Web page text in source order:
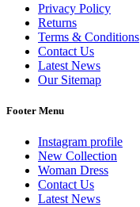
Privacy Policy
Returns
Terms & Conditions
Contact Us
Latest News
Our Sitemap
Footer Menu
Instagram profile
New Collection
Woman Dress
Contact Us
Latest News